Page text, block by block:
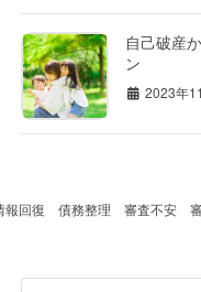
自己破産
ン
2023年
報回復 債務整理 審査不安